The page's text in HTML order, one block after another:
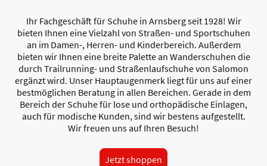
Ihr Fachgeschäft für Schuhe in Arnsberg seit 1928! Wir
bieten Ihnen eine Vielzahl von Straßen- und Sportschuhen
an im Damen-, Herren- und Kinderbereich. Außerdem
bieten wir Ihnen eine breite Palette an Wanderschuhen die
durch Trailrunning- und Straßenlaufschuhe von Salomon
ergänzt wird. Unser Hauptaugenmerk liegt für uns auf einer
bestmöglichen Beratung in allen Bereichen. Gerade in dem
Bereich der Schuhe für lose und orthopädische Einlagen,
auch für modische Kunden, sind wir bestens aufgestellt.
Wir freuen uns auf Ihren Besuch!
Jetzt shoppen